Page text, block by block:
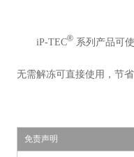
iP-TEC® 系列产品可
无需解冻可直接使用，节
免责声明